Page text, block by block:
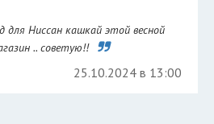
для Ниссан кашкай этой весной
.. советую!!
25.10.2024 в 13:00